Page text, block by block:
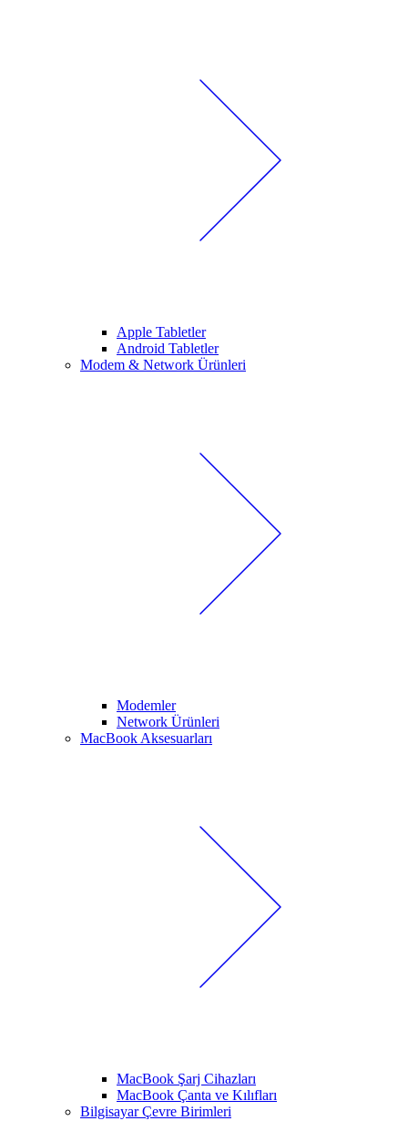
Apple Tabletler
Android Tabletler
Modem & Network Ürünleri
Modemler
Network Ürünleri
MacBook Aksesuarları
MacBook Şarj Cihazları
MacBook Çanta ve Kılıfları
Bilgisayar Çevre Birimleri